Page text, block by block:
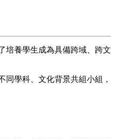
培養學生成為具備跨域、跨文
同學科、文化背景共組小組，